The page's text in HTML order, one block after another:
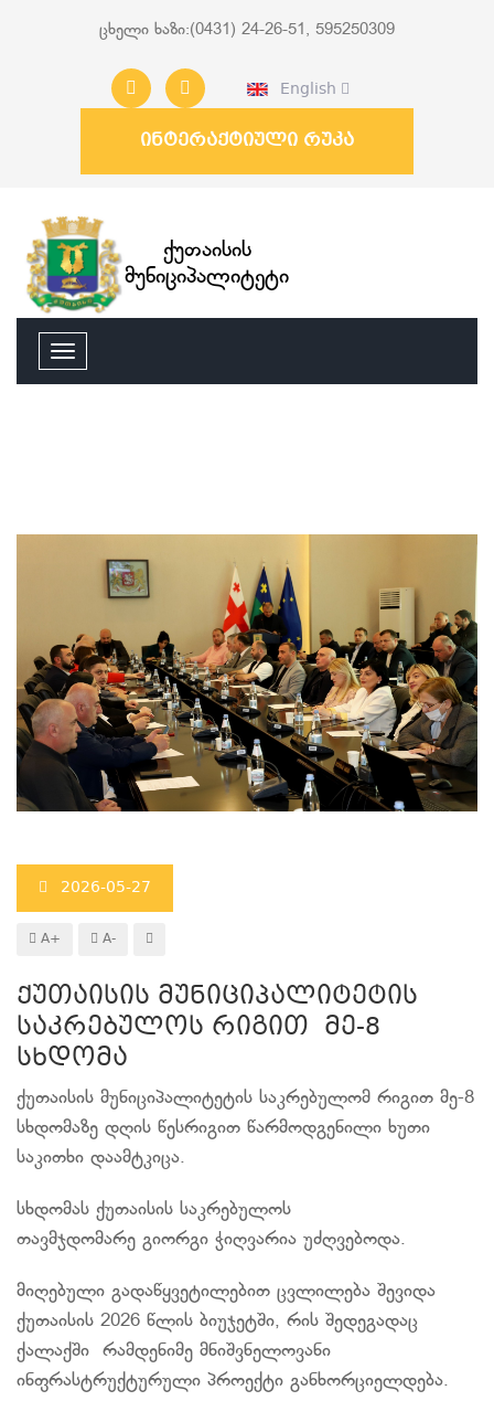
ცხელი ხაზი:(0431) 24-26-51, 595250309
English
ინტერაქტიული რუკა
ქუთაისის
მუნიციპალიტეტი
2026-05-27
A+ A-
ქუთაისის მუნიციპალიტეტის
საკრებულოს რიგით მე-8
სხდომა
ქუთაისის მუნიციპალიტეტის საკრებულომ რიგით მე-8
სხდომაზე დღის წესრიგით წარმოდგენილი ხუთი
საკითხი დაამტკიცა.
სხდომას ქუთაისის საკრებულოს
თავმჯდომარე გიორგი ჭიღვარია უძღვებოდა.
მიღებული გადაწყვეტილებით ცვლილება შევიდა
ქუთაისის 2026 წლის ბიუჯეტში, რის შედეგადაც
ქალაქში რამდენიმე მნიშვნელოვანი
ინფრასტრუქტურული პროექტი განხორციელდება.